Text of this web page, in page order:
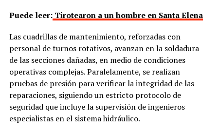
Puede leer:Tirotearon a un hombre en Santa Elena
Las cuadrillas de mantenimiento, reforzadas con
personal de turnos rotativos, avanzan en la soldadura
de las secciones dañadas, en medio de condiciones
operativas complejas. Paralelamente, se realizan
pruebas de presión para verificar la integridad de las
reparaciones, siguiendo un estricto protocolo de
seguridad que incluye la supervisión de ingenieros
especialistas en el sistema hidráulico.